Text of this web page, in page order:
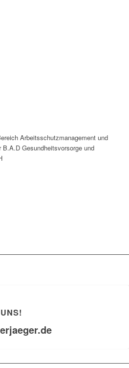
Arbeitsschutzmanagement und
B.A.D Gesundheitsvorsorge und